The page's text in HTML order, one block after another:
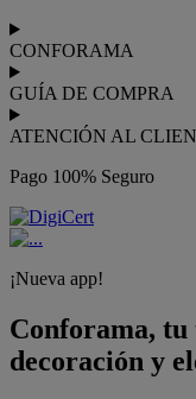
CONFORAMA
GUÍA DE COMPRA
ATENCIÓN AL
Pago 100% Seguro
¡Nueva app!
Conforama, tu
decoración y